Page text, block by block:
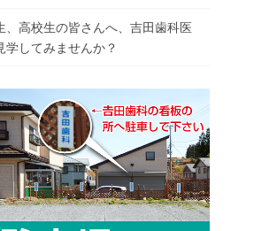
、高校生の皆さんへ、吉田歯科医
学してみませんか？